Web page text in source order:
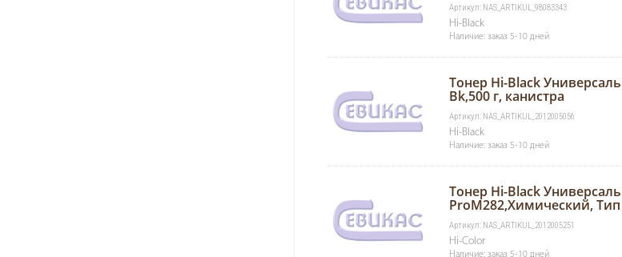
Артикул: NAS_ARTIKUL_98083343
Hi-Black
Наличие: заказ 5-10 дней
Тонер Hi-Black
Bk,500 г, канистра
Артикул: NAS_ARTIKUL_2012005056
Hi-Black
Наличие: заказ 5-10 дней
Тонер Hi-Black
ProM282,Химический, Тип
Артикул: NAS_ARTIKUL_2012005251
Hi-Color
Наличие: заказ 5-10 дней